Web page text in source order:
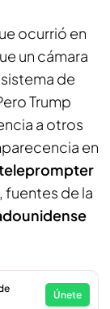
ocurrió en
un cámara
de
Trump
a otros
en
fuentes de la
Únete